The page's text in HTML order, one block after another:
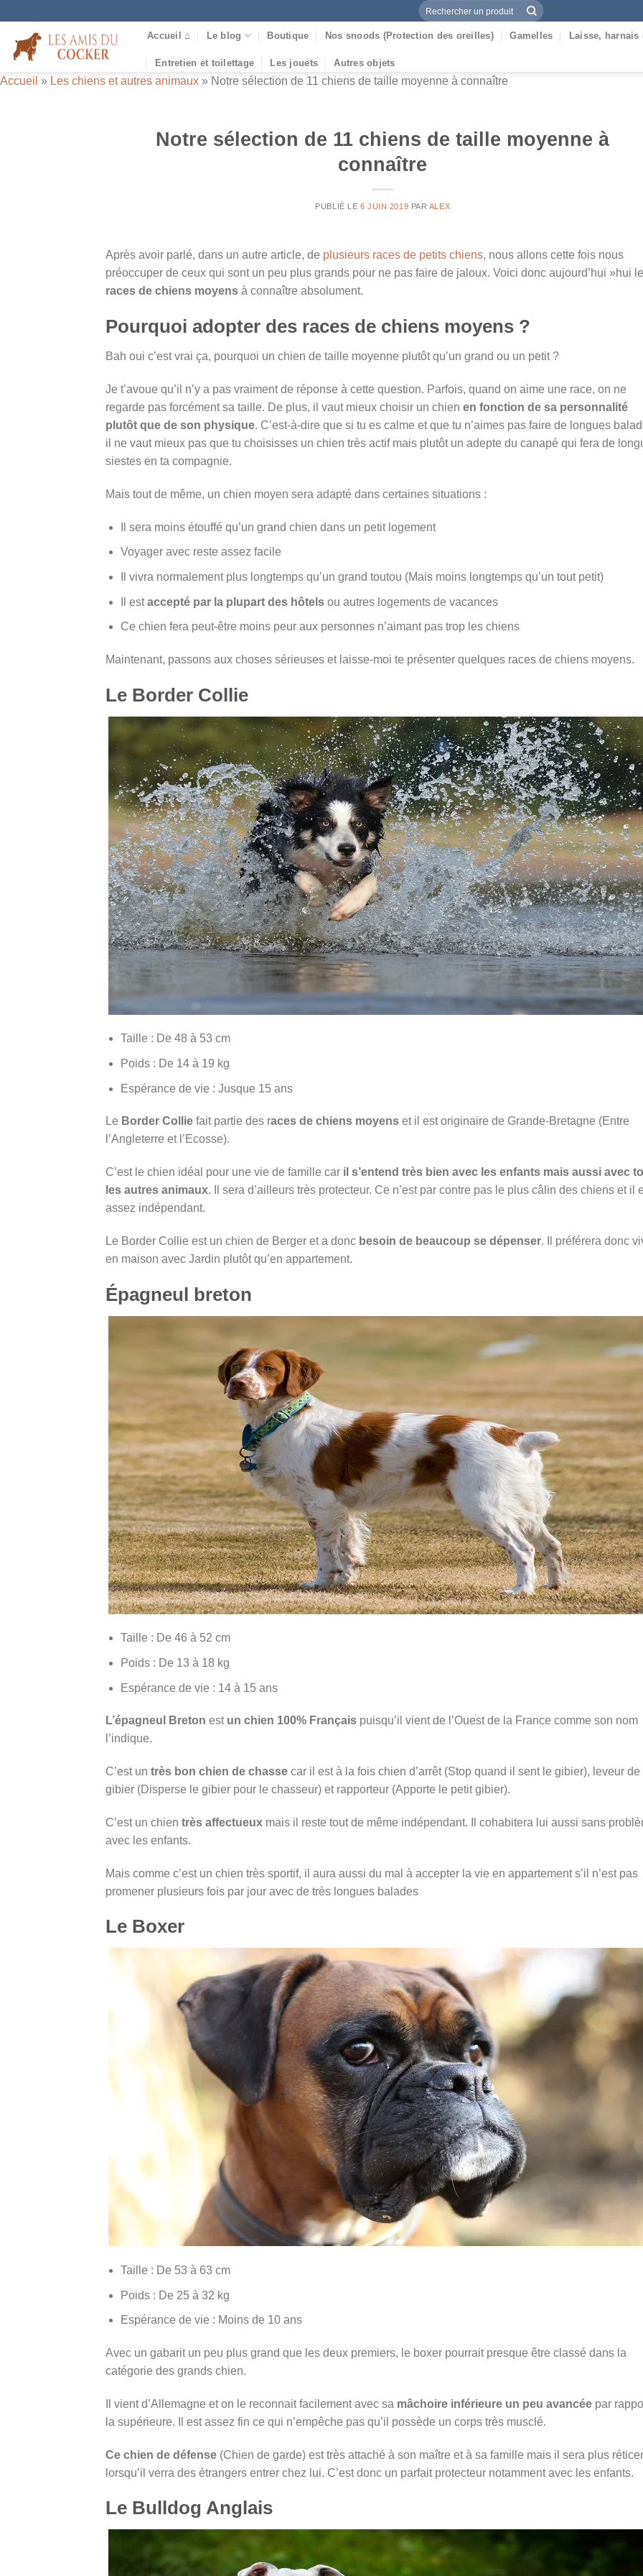
contenu
Recherche
pour :
Accueil ⌂ Le blog Boutique Nos snoods (Protection des oreilles) Gamelles Laisse,
Entretien et toilettage Les jouets Autres objets
Accueil » Les chiens et autres animaux » Notre sélection de 11 chiens de taille moyenne à connaître
Notre sélection de 11 chiens de taille moyenne à
connaître
PUBLIÉ LE 6 JUIN 2019 PAR ALEX
Après avoir parlé, dans un autre article, de plusieurs races de petits chiens, nous allons cette fois nous
préoccuper de ceux qui sont un peu plus grands pour ne pas faire de jaloux. Voici donc aujourd’hui »hui
races de chiens moyens à connaître absolument.
Pourquoi adopter des races de chiens moyens ?
Bah oui c’est vrai ça, pourquoi un chien de taille moyenne plutôt qu’un grand ou un petit ?
Je t’avoue qu’il n’y a pas vraiment de réponse à cette question. Parfois, quand on aime une race, on ne
regarde pas forcément sa taille. De plus, il vaut mieux choisir un chien en fonction de sa personnalité
plutôt que de son physique. C’est-à-dire que si tu es calme et que tu n’aimes pas faire de longues
il ne vaut mieux pas que tu choisisses un chien très actif mais plutôt un adepte du canapé qui fera de
siestes en ta compagnie.
Mais tout de même, un chien moyen sera adapté dans certaines situations :
Il sera moins étouffé qu’un grand chien dans un petit logement
Voyager avec reste assez facile
Il vivra normalement plus longtemps qu’un grand toutou (Mais moins longtemps qu’un tout petit)
Il estaccepté par la plupart des hôtelsou autres logements de vacances
Ce chien fera peut-être moins peur aux personnes n’aimant pas trop les chiens
Maintenant, passons aux choses sérieuses et laisse-moi te présenter quelques races de chiens moyens.
Le Border Collie
Taille : De 48 à 53 cm
Poids : De 14 à 19 kg
Espérance de vie : Jusque 15 ans
Le Border Collie fait partie des races de chiens moyens et il est originaire de Grande-Bretagne (Entre
l’Angleterre et l’Ecosse).
C’est le chien idéal pour une vie de famille car il s’entend très bien avec les enfants mais aussi avec
les autres animaux. Il sera d’ailleurs très protecteur. Ce n’est par contre pas le plus câlin des chiens et il
assez indépendant.
Le Border Collie est un chien de Berger et a donc besoin de beaucoup se dépenser. Il préférera donc
en maison avec Jardin plutôt qu’en appartement.
Épagneul breton
Taille : De 46 à 52 cm
Poids : De 13 à 18 kg
Espérance de vie : 14 à 15 ans
L’épagneul Breton est un chien 100% Français puisqu’il vient de l’Ouest de la France comme son nom
l’indique.
C’est un très bon chien de chasse car il est à la fois chien d’arrêt (Stop quand il sent le gibier), leveur de
gibier (Disperse le gibier pour le chasseur) et rapporteur (Apporte le petit gibier).
C’est un chien très affectueux mais il reste tout de même indépendant. Il cohabitera lui aussi sans
avec les enfants.
Mais comme c’est un chien très sportif, il aura aussi du mal à accepter la vie en appartement s’il n’est pas
promener plusieurs fois par jour avec de très longues balades
Le Boxer
Taille : De 53 à 63 cm
Poids : De 25 à 32 kg
Espérance de vie : Moins de 10 ans
Avec un gabarit un peu plus grand que les deux premiers, le boxer pourrait presque être classé dans la
catégorie des grands chien.
Il vient d’Allemagne et on le reconnait facilement avec sa mâchoire inférieure un peu avancée par
la supérieure. Il est assez fin ce qui n’empêche pas qu’il possède un corps très musclé.
Ce chien de défense (Chien de garde) est très attaché à son maître et à sa famille mais il sera plus
lorsqu’il verra des étrangers entrer chez lui. C’est donc un parfait protecteur notamment avec les enfants.
Le Bulldog Anglais